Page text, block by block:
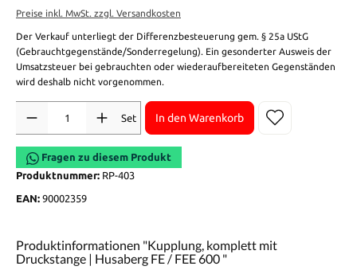
Preise inkl. MwSt. zzgl. Versandkosten
Der Verkauf unterliegt der Differenzbesteuerung gem. § 25a UStG
(Gebrauchtgegenstände/Sonderregelung). Ein gesonderter Ausweis der
Umsatzsteuer bei gebrauchten oder wiederaufbereiteten Gegenständen
wird deshalb nicht vorgenommen.
Set
In den Warenkorb
Fragen zu diesem Produkt
Produktnummer: RP-403
EAN: 90002359
Produktinformationen "Kupplung, komplett mit
Druckstange | Husaberg FE / FEE 600 "